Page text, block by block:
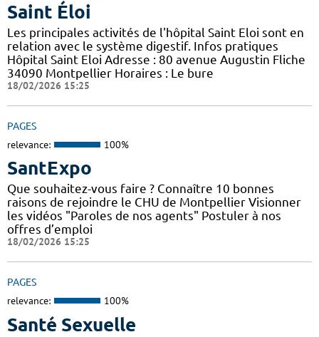
Saint Éloi
Les principales activités de l'hôpital Saint Eloi sont en
relation avec le système digestif. Infos pratiques
Hôpital Saint Eloi Adresse : 80 avenue Augustin Fliche
34090 Montpellier Horaires : Le bure
18/02/2026 15:25
PAGES
relevance: 100%
SantExpo
Que souhaitez-vous faire ? Connaître 10 bonnes
raisons de rejoindre le CHU de Montpellier Visionner
les vidéos "Paroles de nos agents" Postuler à nos
offres d’emploi
18/02/2026 15:25
PAGES
relevance: 100%
Santé Sexuelle